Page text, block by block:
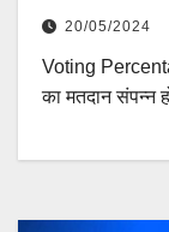
20/05/2024
Voting
का मतदान संपन्न